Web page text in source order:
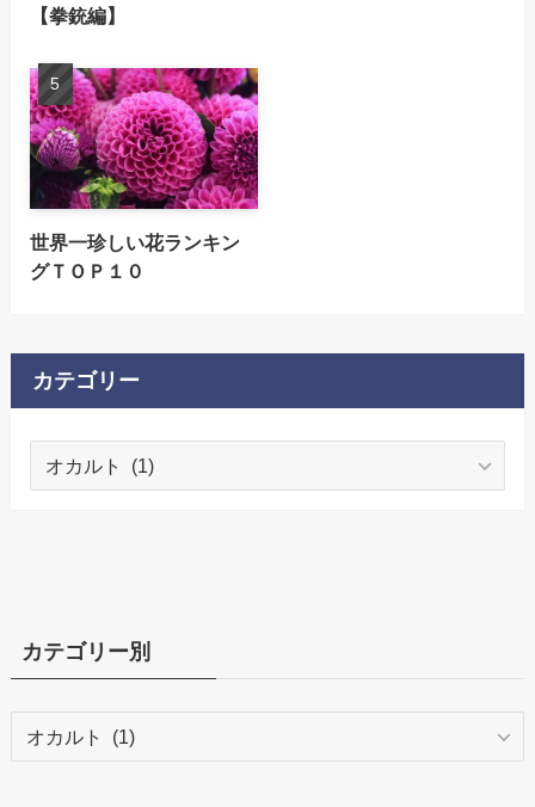
【拳銃編】
世界一珍しい花ランキン
グＴＯＰ１０
カテゴリー
カテゴリー別